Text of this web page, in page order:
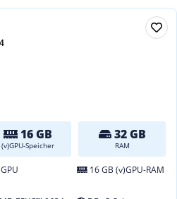
16 GB
(v)GPU-Speicher
32 GB
RAM
16 GB (v)GPU-RAM